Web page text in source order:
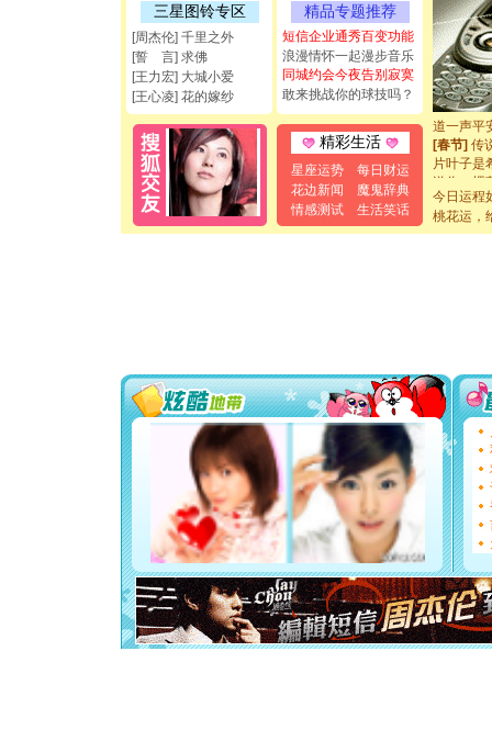
三星图铃专区
[周杰伦] 千里之外
[誓 言] 求佛
[王力宏] 大城小爱
[王心凌] 花的嫁纱
精品专题推荐
短信企业通秀百变功能
浪漫情怀一起漫步音乐
同城约会今夜告别寂寞
敢来挑战你的球技吗？
精彩生活
星座运势
每日财运
花边新闻
魔鬼辞典
情感测试
生活笑话
离。水晶
[元旦]当
泣，这痛
卖了。水
[春节]风
颜！冬去
道一声平
[春节] 传
片叶子是
送你一棵
[圣诞节]
你太多，
要平安！
你是我专
[元旦]如
起；二是
离。水
[元旦]
当
泣，这
卖了。
[春节]
风
颜！冬
道一声
[春节]传
片叶子是
送你一棵
今日运程
桃花运，